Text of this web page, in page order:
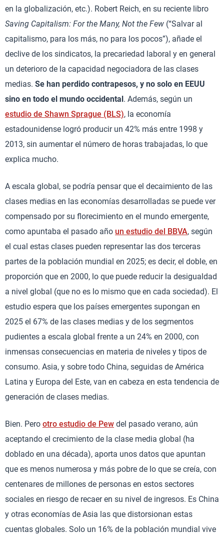
en la globalización, etc.). Robert Reich, en su reciente libro
Saving Capitalism: For the Many, Not the Few (“Salvar al
capitalismo, para los más, no para los pocos”), añade el
declive de los sindicatos, la precariedad laboral y en general
un deterioro de la capacidad negociadora de las clases
medias. Se han perdido contrapesos, y no solo en EEUU
sino en todo el mundo occidental. Además, según un
estudio de Shawn Sprague (BLS), la economía
estadounidense logró producir un 42% más entre 1998 y
2013, sin aumentar el número de horas trabajadas, lo que
explica mucho.
A escala global, se podría pensar que el decaimiento de las
clases medias en las economías desarrolladas se puede ver
compensado por su florecimiento en el mundo emergente,
como apuntaba el pasado año un estudio del BBVA, según
el cual estas clases pueden representar las dos terceras
partes de la población mundial en 2025; es decir, el doble, en
proporción que en 2000, lo que puede reducir la desigualdad
a nivel global (que no es lo mismo que en cada sociedad). El
estudio espera que los países emergentes supongan en
2025 el 67% de las clases medias y de los segmentos
pudientes a escala global frente a un 24% en 2000, con
inmensas consecuencias en materia de niveles y tipos de
consumo. Asia, y sobre todo China, seguidas de América
Latina y Europa del Este, van en cabeza en esta tendencia de
generación de clases medias.
Bien. Pero otro estudio de Pew del pasado verano, aún
aceptando el crecimiento de la clase media global (ha
doblado en una década), aporta unos datos que apuntan
que es menos numerosa y más pobre de lo que se creía, con
centenares de millones de personas en estos sectores
sociales en riesgo de recaer en su nivel de ingresos. Es China
y otras economías de Asia las que distorsionan estas
cuentas globales. Solo un 16% de la población mundial vive